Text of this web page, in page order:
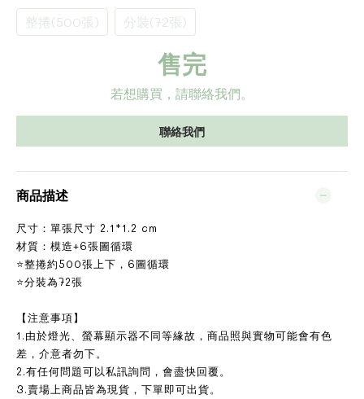
整捲(500張) 分裝(72張)
售完
若想購買，請聯絡我們。
聯絡我們
商品描述
尺寸：單張尺寸 2.1*1.2 cm
材質：模造+6張圖循環
⭐整捲約500張上下，6圖循環
⭐分裝為72張
【注意事項】
1.由於燈光、螢幕顯示器不同等緣故，商品照與實物可能會有色
差，介意者勿下。
2.有任何問題可以私訊詢問，會盡快回覆。
3.賣場上商品皆為現貨，下單即可出貨。